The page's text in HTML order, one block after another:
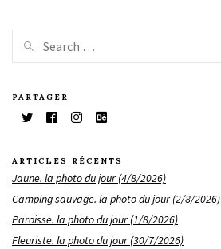
PARTAGER
ARTICLES RÉCENTS
Jaune. la photo du jour (4/8/2026)
Camping sauvage. la photo du jour (2/8/2026)
Paroisse. la photo du jour (1/8/2026)
Fleuriste. la photo du jour (30/7/2026)